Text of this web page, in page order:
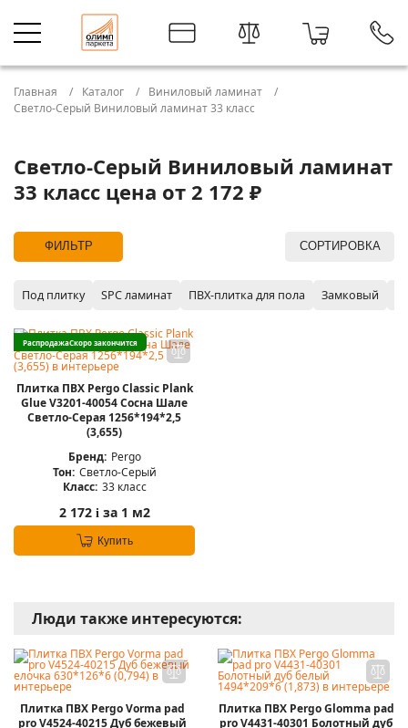
Главная Каталог
Виниловый ламинат
Светло-Серый Виниловый ламинат 33 класс
Светло-Серый Виниловый ламинат
33 класс цена от 2 172 ₽
ФИЛЬТР СОРТИРОВКА
Под плитку SPC ламинат ПВХ-плитка для пола Замковый
РаспродажаСкоро закончится
Плитка ПВХ Pergo Classic Plank
Glue V3201-40054 Сосна Шале
Светло-Серая 1256*194*2,5
(3,655)
Бренд: Pergo
Тон: Светло-Серый
Класс: 33 класс
2 172 iза 1 м2
Купить
Люди также интересуются:
Плитка ПВХ Pergo Vorma pad
pro V4524-40215 Дуб бежевый
Плитка ПВХ Pergo Glomma pad
pro V4431-40301 Болотный дуб